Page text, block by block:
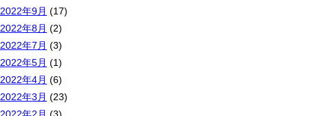
2022年9月 (17)
2022年8月 (2)
2022年7月 (3)
2022年5月 (1)
2022年4月 (6)
2022年3月 (23)